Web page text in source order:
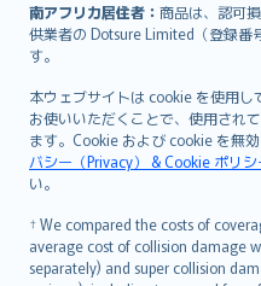
南アフリカ居住者： 商品は、認可
供業者の Dotsure Limited（登録
す。
本ウェブサイトは cookie を使用
お使いいただくことで、使用され
ます。Cookie および cookie を無
バシー（Privacy） & Cookie ポリシ
い。
† We compared the costs of
average cost of collision damage
separately) and super collision